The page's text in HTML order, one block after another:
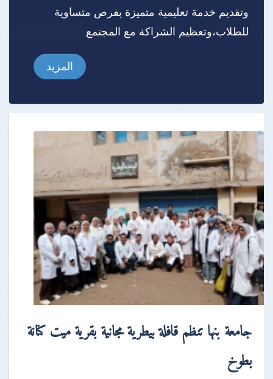
وتقديم خدمة تعليمية متميزة بفرص متساوية
للطلاب،وتعظيم الشراكة مع المجتمع
المزيد
جامعة بنها تنظم قافلة بيطرية مجانية بقرية ميت كنانة
بطوخ